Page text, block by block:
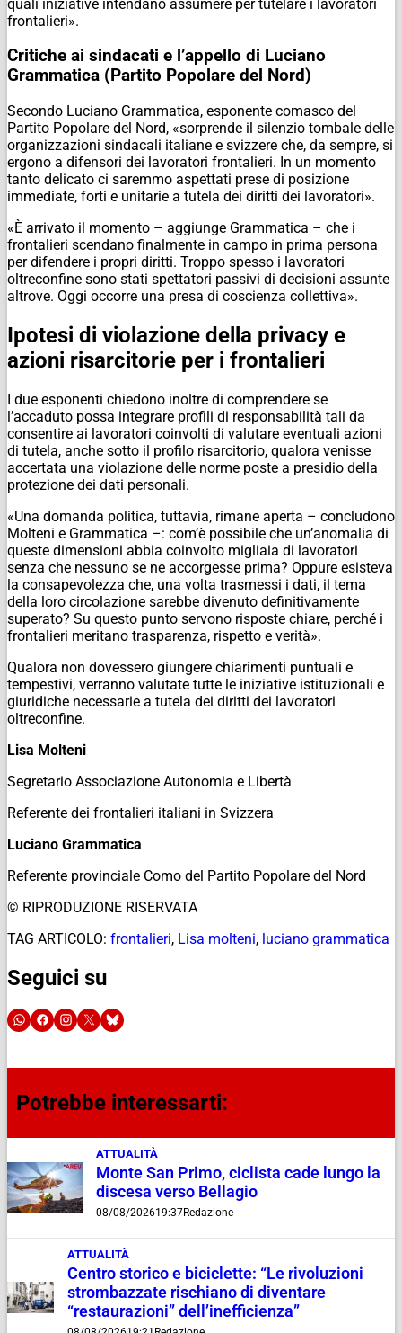
quali iniziative intendano assumere per tutelare i lavoratori
frontalieri».
Critiche ai sindacati e l’appello di Luciano
Grammatica (Partito Popolare del Nord)
Secondo Luciano Grammatica, esponente comasco del
Partito Popolare del Nord, «sorprende il silenzio tombale delle
organizzazioni sindacali italiane e svizzere che, da sempre, si
ergono a difensori dei lavoratori frontalieri. In un momento
tanto delicato ci saremmo aspettati prese di posizione
immediate, forti e unitarie a tutela dei diritti dei lavoratori».
«È arrivato il momento – aggiunge Grammatica – che i
frontalieri scendano finalmente in campo in prima persona
per difendere i propri diritti. Troppo spesso i lavoratori
oltreconfine sono stati spettatori passivi di decisioni assunte
altrove. Oggi occorre una presa di coscienza collettiva».
Ipotesi di violazione della privacy e
azioni risarcitorie per i frontalieri
I due esponenti chiedono inoltre di comprendere se
l’accaduto possa integrare profili di responsabilità tali da
consentire ai lavoratori coinvolti di valutare eventuali azioni
di tutela, anche sotto il profilo risarcitorio, qualora venisse
accertata una violazione delle norme poste a presidio della
protezione dei dati personali.
«Una domanda politica, tuttavia, rimane aperta – concludono
Molteni e Grammatica –: com’è possibile che un’anomalia di
queste dimensioni abbia coinvolto migliaia di lavoratori
senza che nessuno se ne accorgesse prima? Oppure esisteva
la consapevolezza che, una volta trasmessi i dati, il tema
della loro circolazione sarebbe divenuto definitivamente
superato? Su questo punto servono risposte chiare, perché i
frontalieri meritano trasparenza, rispetto e verità».
Qualora non dovessero giungere chiarimenti puntuali e
tempestivi, verranno valutate tutte le iniziative istituzionali e
giuridiche necessarie a tutela dei diritti dei lavoratori
oltreconfine.
Lisa Molteni
Segretario Associazione Autonomia e Libertà
Referente dei frontalieri italiani in Svizzera
Luciano Grammatica
Referente provinciale Como del Partito Popolare del Nord
© RIPRODUZIONE RISERVATA
TAG ARTICOLO: frontalieri, Lisa molteni, luciano grammatica
Seguici su
Potrebbe interessarti:
ATTUALITÀ
Monte San Primo, ciclista cade lungo la
discesa verso Bellagio
08/08/202619:37Redazione
ATTUALITÀ
Centro storico e biciclette: “Le rivoluzioni
strombazzate rischiano di diventare
“restaurazioni” dell’inefficienza”